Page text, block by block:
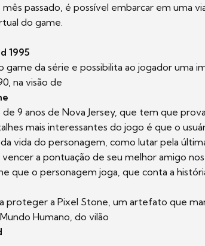
mês passado, é possível embarcar em uma
do game.
1995
game da série e possibilita ao jogador uma
na visão de
de 9 anos de Nova Jersey, que tem que
mais interessantes do jogo é que o
vida do personagem, como lutar pela
vencer a pontuação de seu melhor amigo
que o personagem joga, que conta a
proteger a Pixel Stone, um artefato que
Humano, do vilão